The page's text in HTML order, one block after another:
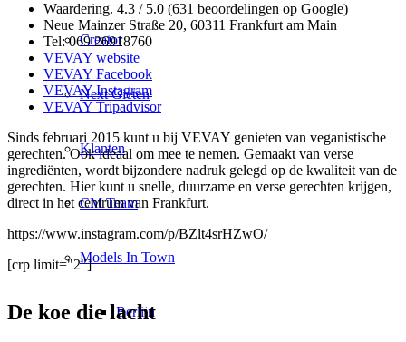
Creator
Next Gieten
Klanten
CM Team
Models In Town
Berlijn
Waardering. 4.3 / 5.0 (631 beoordelingen op Google)
Neue Mainzer Straße 20, 60311 Frankfurt am Main
Tel: 069 26918760
VEVAY website
VEVAY Facebook
VEVAY Instagram
VEVAY Tripadvisor
Sinds februari 2015 kunt u bij VEVAY genieten van veganistische
gerechten. Ook ideaal om mee te nemen. Gemaakt van verse
ingrediënten, wordt bijzondere nadruk gelegd op de kwaliteit van de
gerechten. Hier kunt u snelle, duurzame en verse gerechten krijgen,
direct in het centrum van Frankfurt.
https://www.instagram.com/p/BZlt4srHZwO/
[crp limit="2"]
De koe die lacht